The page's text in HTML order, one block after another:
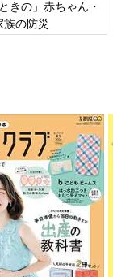
円（税込）に
にしたTシャツも
会）に寄付して
況に子どもたち
大人サイズもある
きの」赤ちゃん・
族の防災